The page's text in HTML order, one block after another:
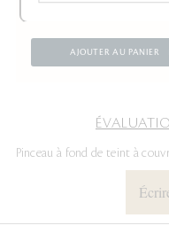
AJOUTER AU PANIER
Pinceau à fond de teint à